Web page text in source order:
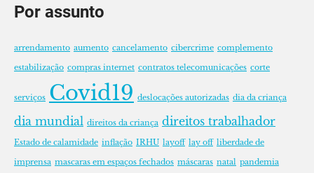
Por assunto
arrendamento aumento cancelamento cibercrime complemento
estabilização compras internet contratos telecomunicações corte
serviços Covid19 deslocações autorizadas dia da criança
dia mundial direitos da criança direitos trabalhador
Estado de calamidade inflação IRHU layoff lay off liberdade de
imprensa mascaras em espaços fechados máscaras natal pandemia